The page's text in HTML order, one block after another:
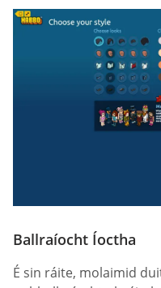
Ballraíocht Íoctha
É sin ráite, molaimid